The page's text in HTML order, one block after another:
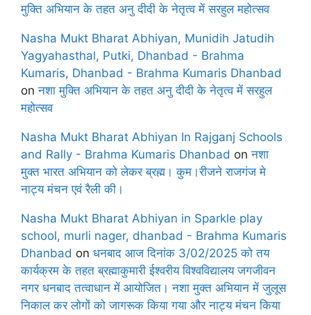
मुक्ति अभियान के तहत अनु दीदी के नेतृत्व में सरहुल महोत्सव
Nasha Mukt Bharat Abhiyan, Munidih Jatudih
Yagyahasthal, Putki, Dhanbad - Brahma
Kumaris, Dhanbad - Brahma Kumaris Dhanbad
onनशा मुक्ति अभियान के तहत अनु दीदी के नेतृत्व में सरहुल
महोत्सव
Nasha Mukt Bharat Abhiyan In Rajganj Schools
and Rally - Brahma Kumaris Dhanbad onनशा
मुक्त भारत अभियान को लेकर ब्रह्म। कुम।रीजने राजगंज मे
नाट्य मंचन एवं रैली की।
Nasha Mukt Bharat Abhiyan in Sparkle play
school, murli nager, dhanbad - Brahma Kumaris
Dhanbad on धनबाद आज दिनांक 3/02/2025 को तय
कार्यक्रम के तहत ब्रह्माकुमारी ईश्वरीय विश्वविद्यालय जगजीवन
नगर धनबाद तत्वाधान में आयोजित। नशा मुक्त अभियान में जुलूस
निकाल कर लोगों को जागरूक किया गया और नाट्य मंचन किया